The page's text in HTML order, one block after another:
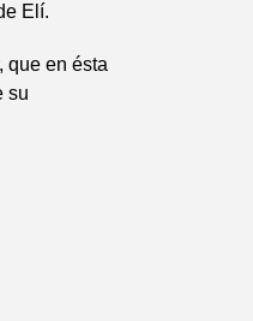
Elí.
que en ésta
su